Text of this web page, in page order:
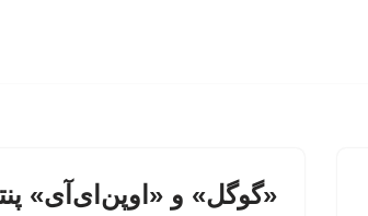
«گوگل» و «اوپن‌ای‌آی»